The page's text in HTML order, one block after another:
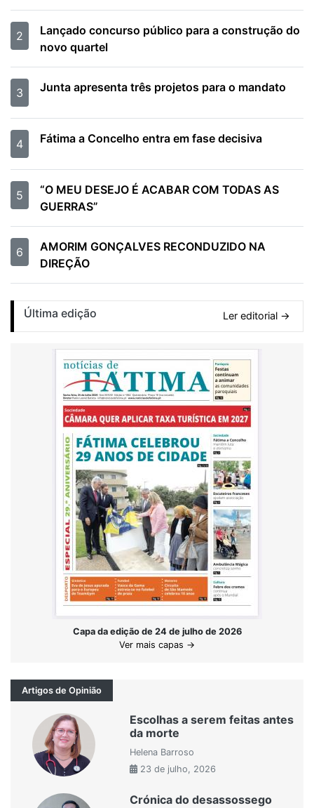
2
Lançado concurso público para a construção do
novo quartel
3 Junta apresenta três projetos para o mandato
4 Fátima a Concelho entra em fase decisiva
5
“O MEU DESEJO É ACABAR COM TODAS AS
GUERRAS”
6
AMORIM GONÇALVES RECONDUZIDO NA
DIREÇÃO
Última edição Ler editorial →
Capa da edição de 24 de julho de 2026
Ver mais capas →
Artigos de Opinião
Escolhas a serem feitas antes
da morte
Helena Barroso
23 de julho, 2026
Crónica do desassossego